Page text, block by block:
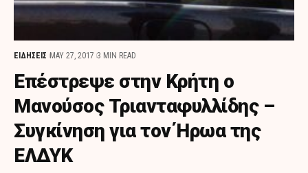
ΕΙΔΗΣΕΙΣ MAY 27, 2017 3 MIN READ
Επέστρεψε στην Κρήτη ο
Μανούσος Τριανταφυλλίδης –
Συγκίνηση για τον Ήρωα της
ΕΛΔΥΚ